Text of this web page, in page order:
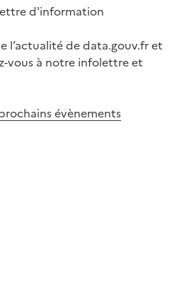
d'information
l’actualité de data.gouv.fr et
vous à notre infolettre et
évènements